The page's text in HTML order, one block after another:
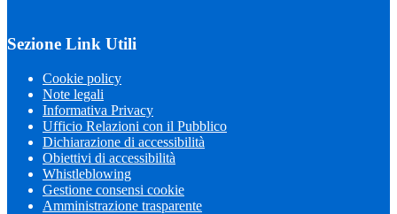
Sezione Link Utili
Cookie policy
Note legali
Informativa Privacy
Ufficio Relazioni con il Pubblico
Dichiarazione di accessibilità
Obiettivi di accessibilità
Whistleblowing
Gestione consensi cookie
Amministrazione trasparente